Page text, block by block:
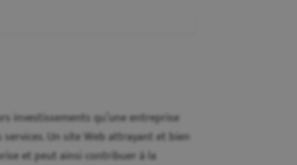
investissements qu’une entreprise
Un site Web attrayant et bien
et peut ainsi contribuer à la